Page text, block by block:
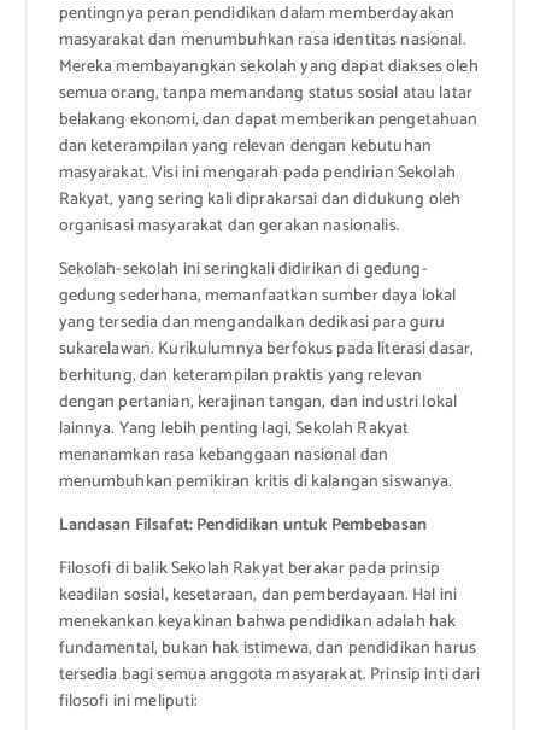
pentingnya peran pendidikan dalam memberdayakan
masyarakat dan menumbuhkan rasa identitas nasional.
Mereka membayangkan sekolah yang dapat diakses oleh
semua orang, tanpa memandang status sosial atau latar
belakang ekonomi, dan dapat memberikan pengetahuan
dan keterampilan yang relevan dengan kebutuhan
masyarakat. Visi ini mengarah pada pendirian Sekolah
Rakyat, yang sering kali diprakarsai dan didukung oleh
organisasi masyarakat dan gerakan nasionalis.
Sekolah-sekolah ini seringkali didirikan di gedung-
gedung sederhana, memanfaatkan sumber daya lokal
yang tersedia dan mengandalkan dedikasi para guru
sukarelawan. Kurikulumnya berfokus pada literasi dasar,
berhitung, dan keterampilan praktis yang relevan
dengan pertanian, kerajinan tangan, dan industri lokal
lainnya. Yang lebih penting lagi, Sekolah Rakyat
menanamkan rasa kebanggaan nasional dan
menumbuhkan pemikiran kritis di kalangan siswanya.
Landasan Filsafat: Pendidikan untuk Pembebasan
Filosofi di balik Sekolah Rakyat berakar pada prinsip
keadilan sosial, kesetaraan, dan pemberdayaan. Hal ini
menekankan keyakinan bahwa pendidikan adalah hak
fundamental, bukan hak istimewa, dan pendidikan harus
tersedia bagi semua anggota masyarakat. Prinsip inti dari
filosofi ini meliputi: